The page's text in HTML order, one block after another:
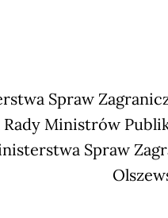
Spraw
Rady Ministrów
Spraw